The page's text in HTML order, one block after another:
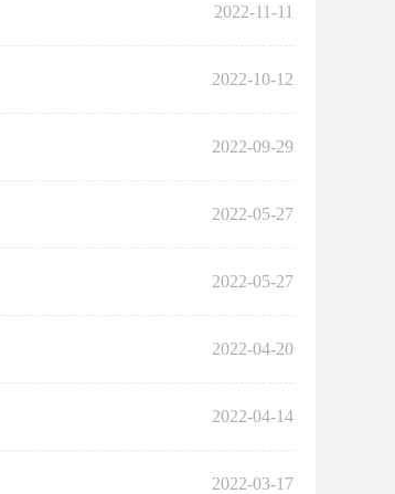
2022-11-11
2022-10-12
2022-09-29
2022-05-27
2022-05-27
2022-04-20
2022-04-14
2022-03-17